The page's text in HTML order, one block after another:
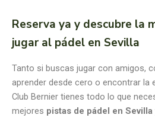
Reserva ya y descubre la
jugar al pádel en Sevilla
Tanto si buscas jugar con amigos,
aprender desde cero o encontrar la
Club Bernier tienes todo lo que
mejores pistas de pádel en Sevilla